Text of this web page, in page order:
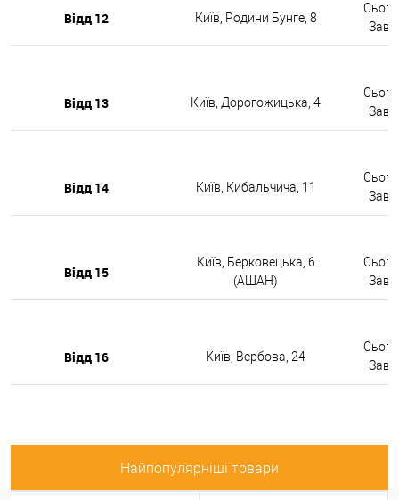
Відд 12 Київ, Родини Бунге, 8
Відд 13 Київ, Дорогожицька, 4
Відд 14 Київ, Кибальчича, 11
Відд 15
Київ, Берковецька, 6
(АШАН)
Відд 16 Київ, Вербова, 24
Найпопулярніші товари